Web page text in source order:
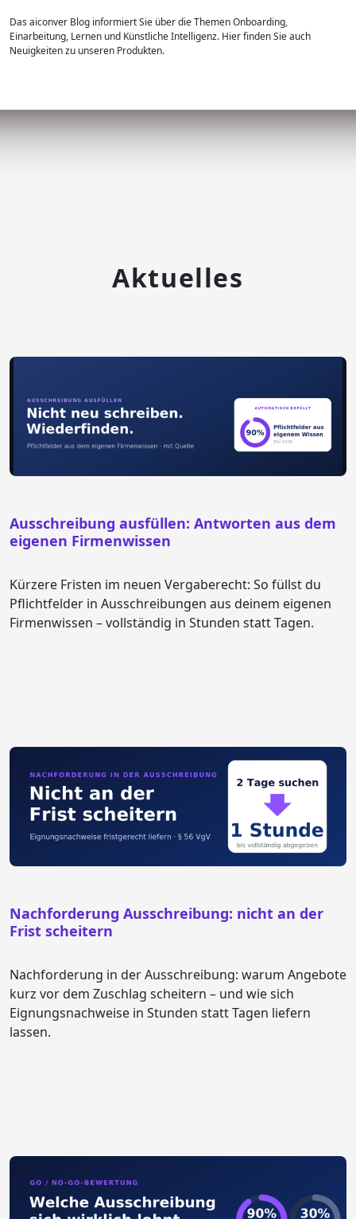
Das aiconver Blog informiert Sie über die Themen Onboarding,
Einarbeitung, Lernen und Künstliche Intelligenz. Hier finden Sie auch
Neuigkeiten zu unseren Produkten.
Aktuelles
Ausschreibung ausfüllen: Antworten aus dem
eigenen Firmenwissen
Kürzere Fristen im neuen Vergaberecht: So füllst du
Pflichtfelder in Ausschreibungen aus deinem eigenen
Firmenwissen – vollständig in Stunden statt Tagen.
Nachforderung Ausschreibung: nicht an der
Frist scheitern
Nachforderung in der Ausschreibung: warum Angebote
kurz vor dem Zuschlag scheitern – und wie sich
Eignungsnachweise in Stunden statt Tagen liefern
lassen.